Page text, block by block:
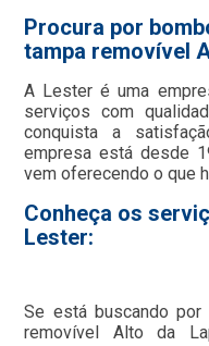
Procura por
tampa removível
A Lester é uma
serviços com
conquista a
empresa está desde
vem oferecendo o que
Conheça os
Lester:
Se está buscando
removível Alto da